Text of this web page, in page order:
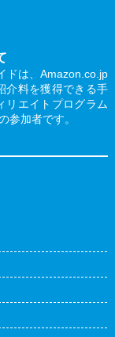
ドは、Amazon.co.jp
介料を獲得できる手
リエイトプログラム
参加者です。